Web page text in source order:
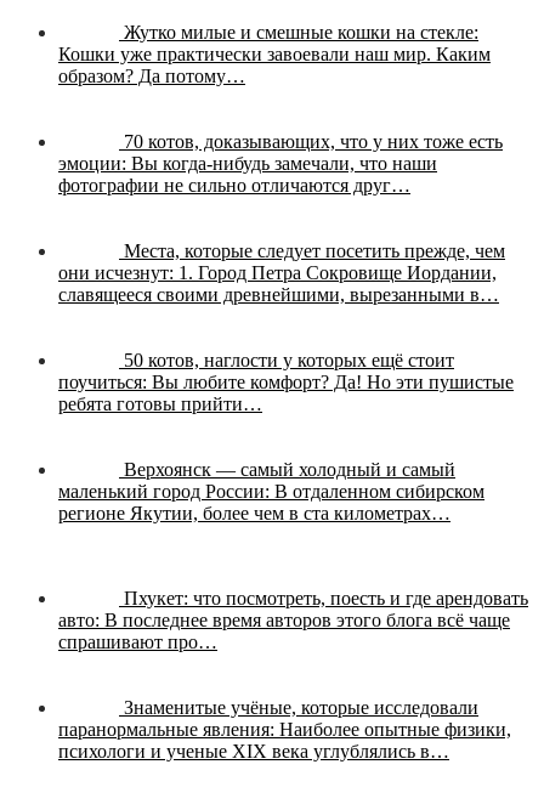
Жутко милые и смешные кошки на стекле:
Кошки уже практически завоевали наш мир. Каким
образом? Да потому…
70 котов, доказывающих, что у них тоже есть
эмоции: Вы когда-нибудь замечали, что наши
фотографии не сильно отличаются друг…
Места, которые следует посетить прежде, чем
они исчезнут: 1. Город Петра Сокровище Иордании,
славящееся своими древнейшими, вырезанными в…
50 котов, наглости у которых ещё стоит
поучиться: Вы любите комфорт? Да! Но эти пушистые
ребята готовы прийти…
Верхоянск — самый холодный и самый
маленький город России: В отдаленном сибирском
регионе Якутии, более чем в ста километрах…
Пхукет: что посмотреть, поесть и где арендовать
авто: В последнее время авторов этого блога всё чаще
спрашивают про…
Знаменитые учёные, которые исследовали
паранормальные явления: Наиболее опытные физики,
психологи и ученые XIX века углублялись в…